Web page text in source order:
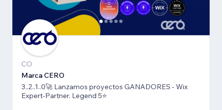
CO
Marca CERO
3..2..1..0🚀 Lanzamos proyectos GANADORES - Wix
Expert-Partner. Legend 5⭐️